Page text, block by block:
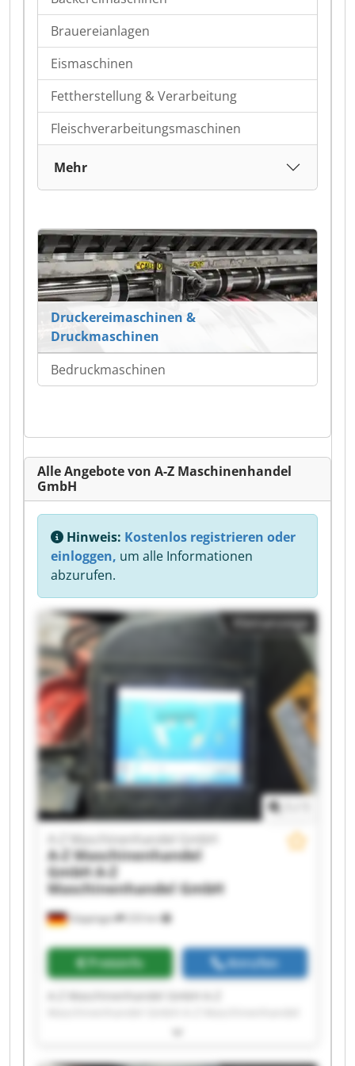
Brauereianlagen
Eismaschinen
Fettherstellung & Verarbeitung
Fleischverarbeitungsmaschinen
Mehr
Druckereimaschinen &
Druckmaschinen
Bedruckmaschinen
Alle Angebote von A-Z Maschinenhandel
GmbH
Hinweis: Kostenlos registrieren oder
einloggen, um alle Informationen
abzurufen.
Kleinanzeige
Göppingen 233 km
A-Z Maschinenhandel GmbH
A-Z Maschinenhandel
GmbHA-Z
Maschinenhandel GmbH
Preisinfo Anrufen
GmbH A-Z Maschinenhandel GmbH A-Z
GmbH A-Z Maschinenhandel GmbH A-Z